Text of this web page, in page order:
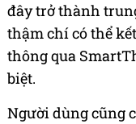
đây trở thành
thậm chí có thể
thông qua
biệt.
Người dùng cũng